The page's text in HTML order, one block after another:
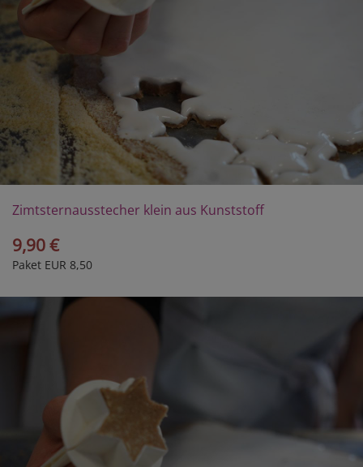
Zimtsternausstecher klein aus Kunststoff
9,90 €
Paket EUR 8,50